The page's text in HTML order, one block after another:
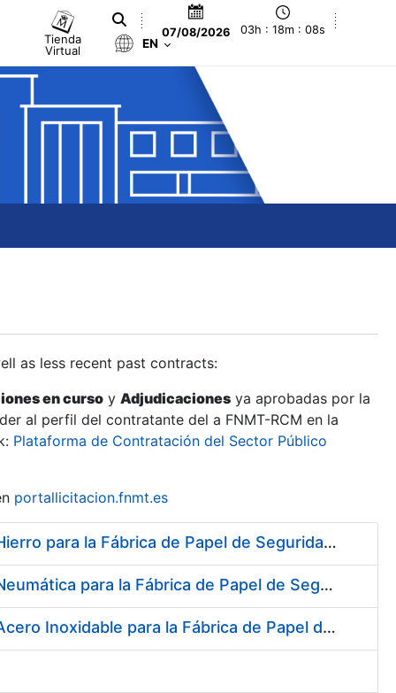
Tienda
Virtual
07/08/2026 03h : 18m : 09s
EN
as less recent past contracts:
en curso y Adjudicaciones ya aprobadas por la
al perfil del contratante del a FNMT-RCM en la
Plataforma de Contratación del Sector Público
portallicitacion.fnmt.es
Suscripción de Acuerdo Marco para el Suministro de Material de Hierro para la Fábrica de Papel de Seguridad de la FNMT-RCM en Burgos
Suscripción de Acuerdo Marco para el Suministro de Material de Neumática para la Fábrica de Papel de Seguridad de la FNMT-RCM en Burgos
Suscripción de Acuerdo Marco para el Suministro de Material de Acero Inoxidable para la Fábrica de Papel de Seguridad de la FNMT-RCM en Burgos